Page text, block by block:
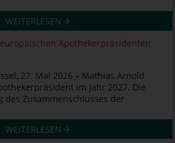
WEITERLESEN
Apothekerpräsidenten
27. Mai 2026 – Mathias Arnold
im Jahr 2027. Die
des Zusammenschlusses der
WEITERLESEN